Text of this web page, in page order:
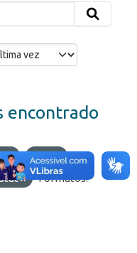
encontrado
ROF
Formatos: